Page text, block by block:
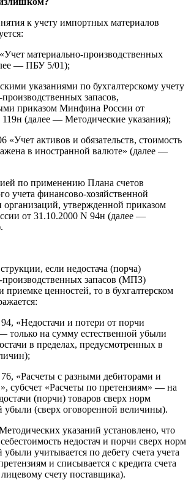
к учету импортных материалов
материально-производственных
— ПБУ 5/01);
указаниями по бухгалтерскому учету
запасов,
приказом Минфина России от
(далее — Методические указания);
активов и обязательств, стоимость
в иностранной валюте» (далее —
по применению Плана счетов
учета финансово-хозяйственной
организаций, утвержденной приказом
от 31.10.2000 N 94н (далее —
если недостача (порча)
производственных запасов (МПЗ)
приемке ценностей, то в бухгалтерском
«Недостачи и потери от порчи
только на сумму естественной убыли
в пределах, предусмотренных в
«Расчеты с разными дебиторами и
субсчет «Расчеты по претензиям» — на
(порчи) товаров сверх норм
убыли (сверх оговоренной величины).
указаний установлено, что
недостач и порчи сверх норм
убыли учитывается по дебету счета учета
и списывается с кредита счета
счету поставщика).